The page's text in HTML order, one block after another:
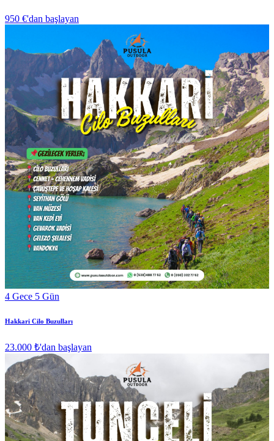
950 €'dan başlayan
4 Gece 5 Gün
Hakkari Cilo Buzulları
23.000 ₺'dan başlayan